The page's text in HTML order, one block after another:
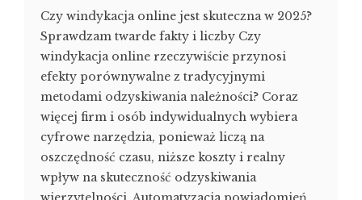
Czy windykacja online jest skuteczna w 2025?
Sprawdzam twarde fakty i liczby Czy
windykacja online rzeczywiście przynosi
efekty porównywalne z tradycyjnymi
metodami odzyskiwania należności? Coraz
więcej firm i osób indywidualnych wybiera
cyfrowe narzędzia, ponieważ liczą na
oszczędność czasu, niższe koszty i realny
wpływ na skuteczność odzyskiwania